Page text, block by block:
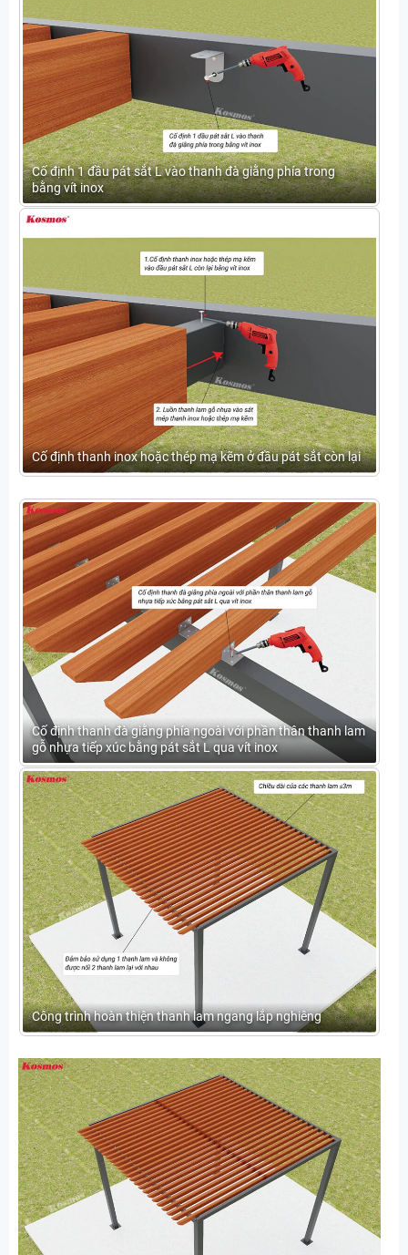
Cố định 1 đầu pát sắt L vào thanh đà giằng phía trong
bằng vít inox
Cố định thanh inox hoặc thép mạ kẽm ở đầu pát sắt còn lại
Cố định thanh đà giằng phía ngoài với phần thân thanh lam
gỗ nhựa tiếp xúc bằng pát sắt L qua vít inox
Công trình hoàn thiện thanh lam ngang lắp nghiêng